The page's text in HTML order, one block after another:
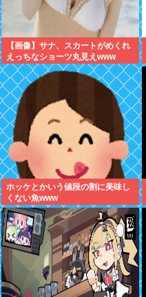
【画像】サナ、スカートがめくれ
えっちなショーツ丸見えwww
ホッケとかいう値段の割に美味し
くない魚www